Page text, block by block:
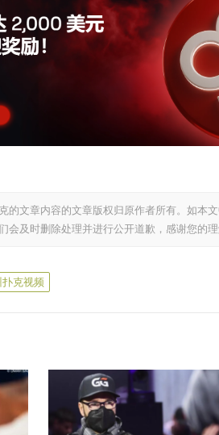
的文章内容的文章版权归原作者所有。如本
会及时删除处理并进行公开道歉，感谢您的理
克视频